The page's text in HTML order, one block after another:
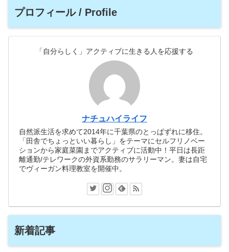
プロフィール / Profile
「自分らしく」アクティブに生きる人を応援する
ナチュハイライフ
自然派生活を求めて2014年に千葉県のとっぱずれに移住。
「田舎でちょっといい暮らし」をテーマにセルフリノベー
ションから家庭菜園までアクティブに活動中！平日は長距
離通勤/テレワークの外資系勤務のサラリーマン。妻は自宅
でヴィーガン料理教室を開催中。
新着記事